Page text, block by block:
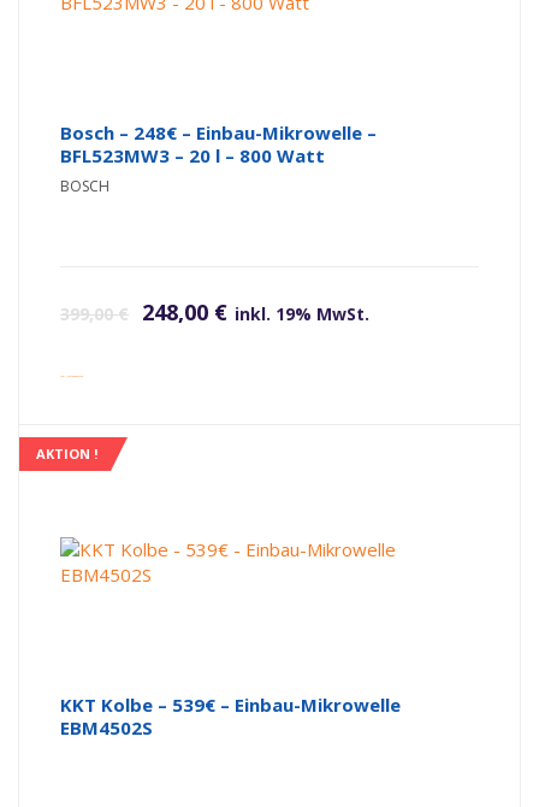
Bosch – 248€ – Einbau-Mikrowelle –
BFL523MW3 – 20 l – 800 Watt
BOSCH
399,00€ 248,00 € inkl. 19% MwSt.
AKTION !
KKT Kolbe – 539€ – Einbau-Mikrowelle
EBM4502S